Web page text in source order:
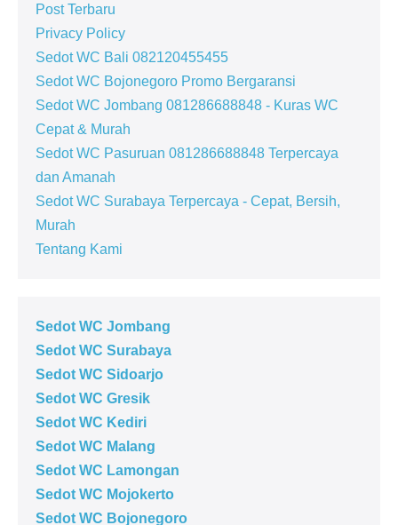
Post Terbaru
Privacy Policy
Sedot WC Bali 082120455455
Sedot WC Bojonegoro Promo Bergaransi
Sedot WC Jombang 081286688848 - Kuras WC
Cepat & Murah
Sedot WC Pasuruan 081286688848 Terpercaya
dan Amanah
Sedot WC Surabaya Terpercaya - Cepat, Bersih,
Murah
Tentang Kami
Sedot WC Jombang
Sedot WC Surabaya
Sedot WC Sidoarjo
Sedot WC Gresik
Sedot WC Kediri
Sedot WC Malang
Sedot WC Lamongan
Sedot WC Mojokerto
Sedot WC Bojonegoro